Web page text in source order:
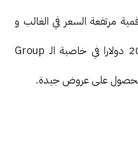
مرتفعة السعر في الغالب و
التي ينقص سعرها 10 او 20 دولارا في خاصية الـ Group